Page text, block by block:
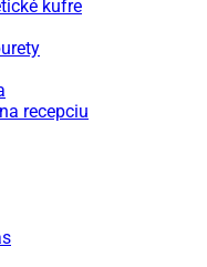
kufre
recepciu